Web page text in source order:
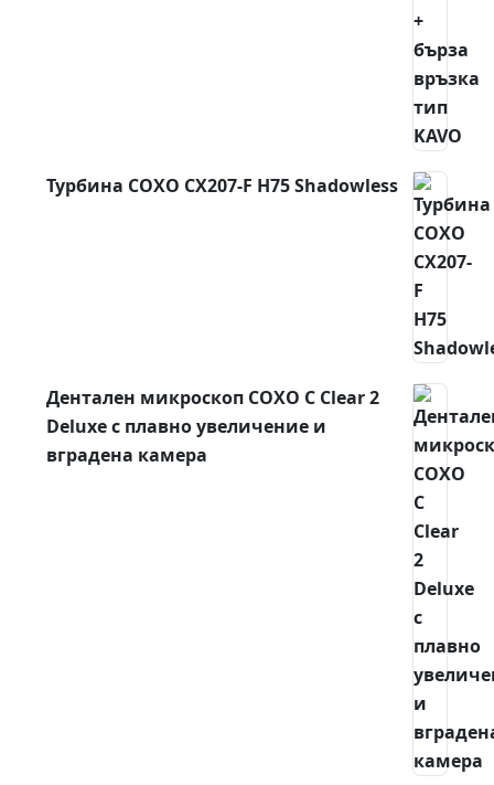
Турбина COXO CX207-F H75 Shadowless
Дентален микроскоп COXO C Clear 2
Deluxe с плавно увеличение и
вградена камера